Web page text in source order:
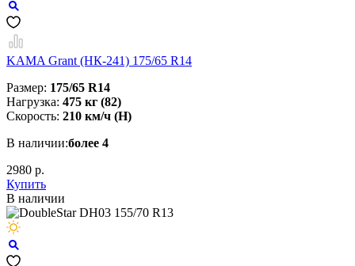
KAMA Grant (НК-241) 175/65 R14
Размер: 175/65 R14
Нагрузка: 475 кг (82)
Скорость: 210 км/ч (Н)
В наличии:более 4
2980 р.
Купить
В наличии